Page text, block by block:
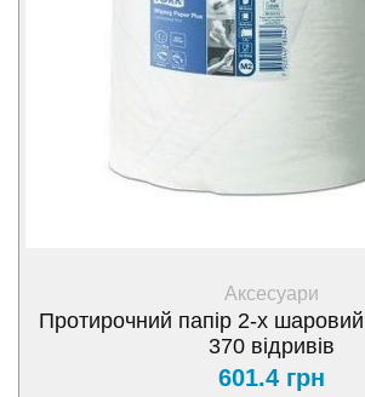
Аксесуари
Протирочний папір 2-х
370 відривів
601.4 грн